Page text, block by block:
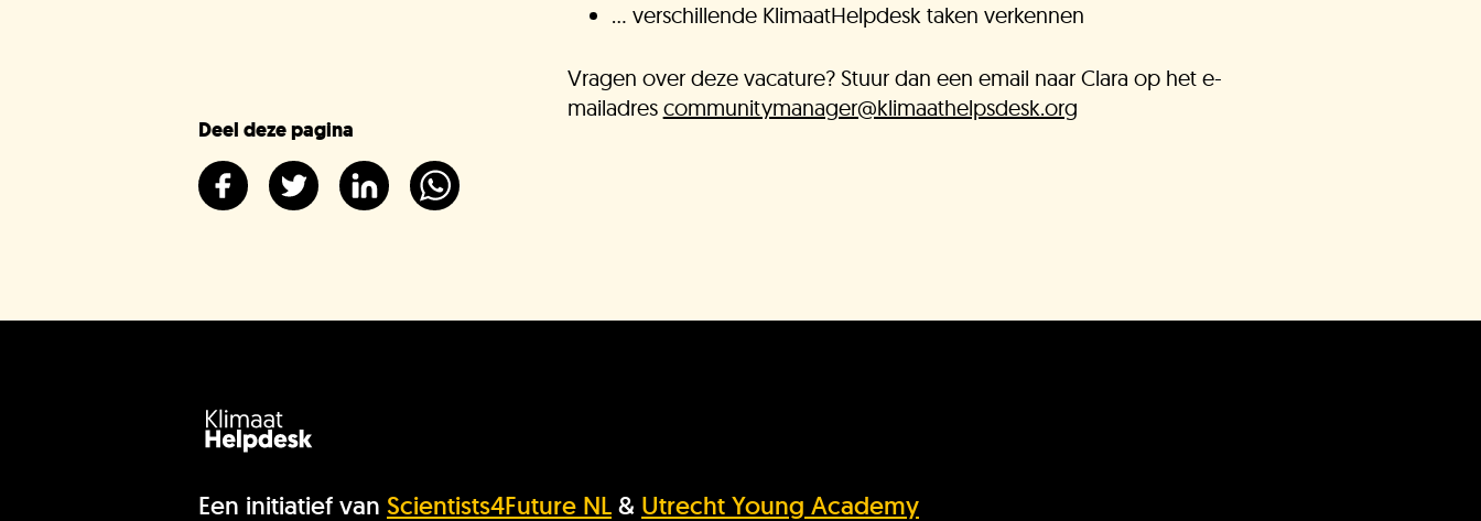
... verschillende KlimaatHelpdesk taken verkennen
Vragen over deze vacature? Stuur dan een email naar Clara op het e-
mailadres communitymanager@klimaathelpsdesk.org
Deel deze pagina
Een initiatief van Scientists4Future NL & Utrecht Young Academy